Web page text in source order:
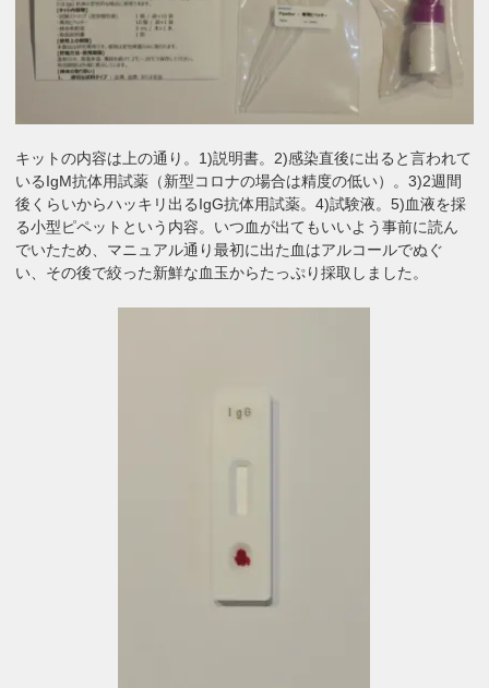
キットの内容は上の通り。1)説明書。2)感染直後に出ると言われて
いるIgM抗体用試薬（新型コロナの場合は精度の低い）。3)2週間
後くらいからハッキリ出るIgG抗体用試薬。4)試験液。5)血液を採
る小型ピペットという内容。いつ血が出てもいいよう事前に読ん
でいたため、マニュアル通り最初に出た血はアルコールでぬぐ
い、その後で絞った新鮮な血玉からたっぷり採取しました。